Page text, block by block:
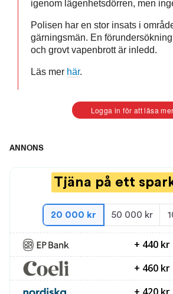
igenom lägenhetsdörren, men
Polisen har en stor insats i
gärningsmän. En
och grovt vapenbrott är inledd.
Läs mer här.
Logga in för att läsa mer
ANNONS